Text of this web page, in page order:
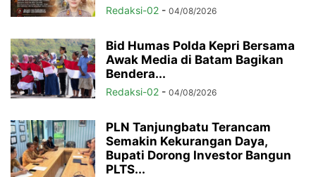
Redaksi-02 - 04/08/2026
Bid Humas Polda Kepri Bersama
Awak Media di Batam Bagikan
Bendera...
Redaksi-02 - 04/08/2026
PLN Tanjungbatu Terancam
Semakin Kekurangan Daya,
Bupati Dorong Investor Bangun
PLTS...